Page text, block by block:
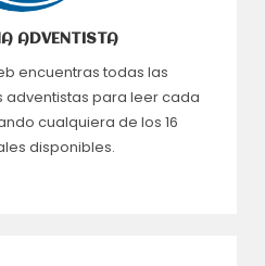
ADVENTISTA
encuentras todas las
para leer cada
cualquiera de los 16
disponibles.